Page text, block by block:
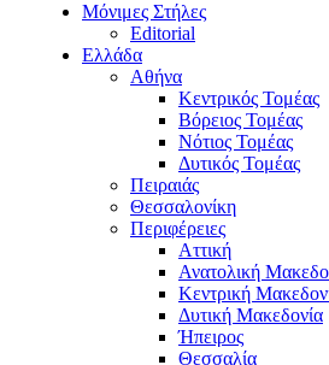
Μόνιμες Στήλες
Editorial
Ελλάδα
Αθήνα
Κεντρικός Τομέας
Βόρειος Τομέας
Νότιος Τομέας
Δυτικός Τομέας
Πειραιάς
Θεσσαλονίκη
Περιφέρειες
Αττική
Ανατολική
Κεντρική
Δυτική Μακεδονία
Ήπειρος
Θεσσαλία